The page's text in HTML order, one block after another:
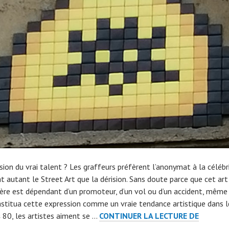
du vrai talent ? Les graffeurs préfèrent l’anonymat à la
autant le Street Art que la dérision. Sans doute parce que cet art
est dépendant d’un promoteur, d’un vol ou d’un accident, même
cette expression comme un vraie tendance artistique dans
80, les artistes aiment se … CONTINUER LA LECTURE DEINVADER